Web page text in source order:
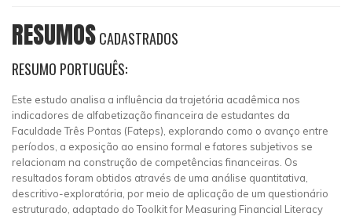
RESUMOSCADASTRADOS
RESUMO PORTUGUÊS:
Este estudo analisa a influência da trajetória acadêmica nos
indicadores de alfabetização financeira de estudantes da
Faculdade Três Pontas (Fateps), explorando como o avanço entre
períodos, a exposição ao ensino formal e fatores subjetivos se
relacionam na construção de competências financeiras. Os
resultados foram obtidos através de uma análise quantitativa,
descritivo-exploratória, por meio de aplicação de um questionário
estruturado, adaptado do Toolkit for Measuring Financial Literacy